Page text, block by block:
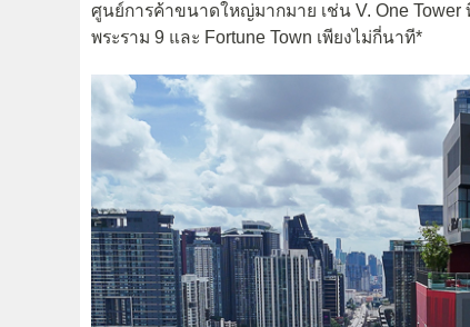
ศูนย์การค้าขนาดใหญ่มากมาย เช่น V. One Tower
พระราม 9 และ Fortune Town เพียงไม่กี่นาที*